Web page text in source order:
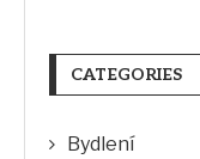
CATEGORIES
Bydlení